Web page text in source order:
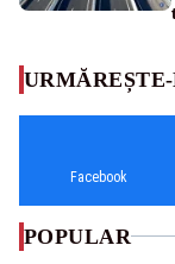
Facebook
POPULAR